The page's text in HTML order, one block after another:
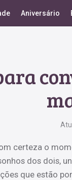
Aniversário
certeza o
dos dois,
que estão